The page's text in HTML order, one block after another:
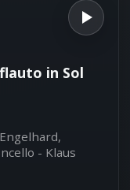
in Sol
- Klaus